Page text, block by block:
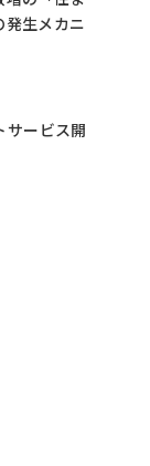
発生メカニ
サービス開